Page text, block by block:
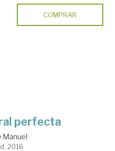
COMPRAR
perfecta
Manuel
2016